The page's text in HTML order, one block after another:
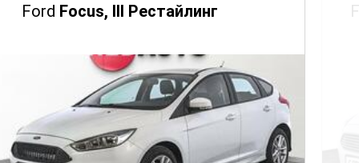
Ford Focus, III Рестайлинг